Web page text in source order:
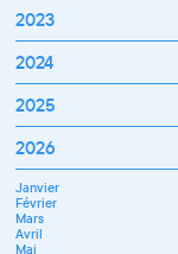
2023
Janvier
Février
Mars
Avril
Septembre
Octobre
Novembre
Décembre
2024
Janvier
Février
Mars
Avril
Juin
Juillet
Septembre
Novembre
Décembre
2025
Janvier
Février
Mars
Avril
Mai
Juin
Juillet
2026
Janvier
Février
Mars
Avril
Mai